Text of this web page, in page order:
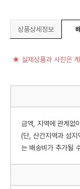
상품상세정보
★ 실제상품과 사진은
금액, 지역에 관계없
(단, 산간지역과 섬지
는 배송비가 추가될